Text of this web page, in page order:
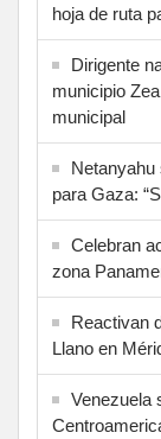
hoja de ruta
Dirigente
municipio
municipal
Netanyahu
para Gaza:
Celebran
zona
Reactivan
Llano en
Venezuela